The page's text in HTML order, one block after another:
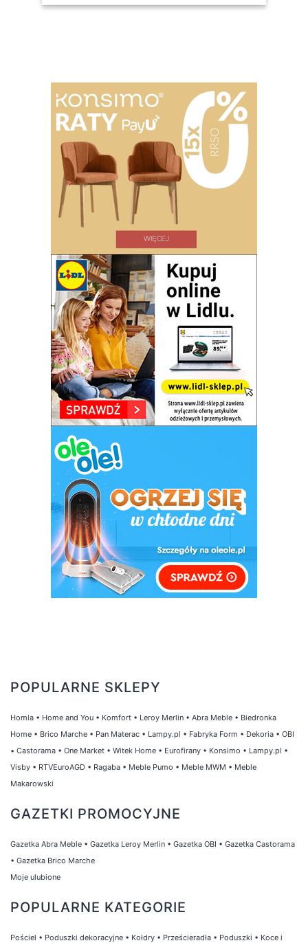
POPULARNE SKLEPY
Homla • Home and You • Komfort • Leroy Merlin • Abra Meble • Biedronka
Home • Brico Marche • Pan Materac • Lampy.pl • Fabryka Form • Dekoria • OBI
• Castorama • One Market • Witek Home • Eurofirany • Konsimo • Lampy.pl •
Visby • RTVEuroAGD • Ragaba • Meble Pumo • Meble MWM • Meble
Makarowski
GAZETKI PROMOCYJNE
Gazetka Abra Meble • Gazetka Leroy Merlin • Gazetka OBI • Gazetka Castorama
• Gazetka Brico Marche
Moje ulubione
POPULARNE KATEGORIE
Pościel • Poduszki dekoracyjne • Kołdry • Prześcieradła • Poduszki • Koce i